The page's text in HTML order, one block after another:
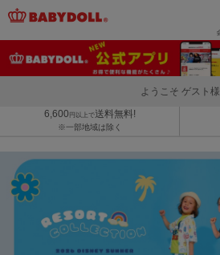
ようこそ ゲスト様
6,600 円以上で送料無料!
※一部地域は除く